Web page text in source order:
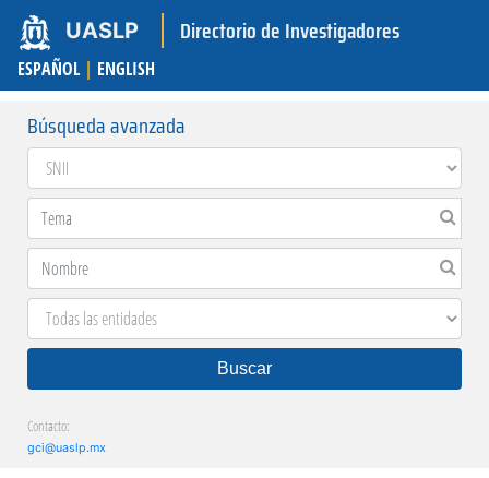
UASLP Directorio de Investigadores
ESPAÑOL | ENGLISH
Búsqueda avanzada
Buscar
Contacto:
gci@uaslp.mx